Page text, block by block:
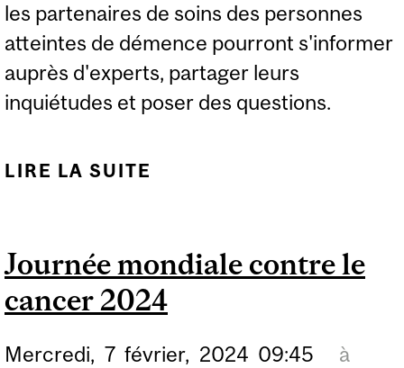
les partenaires de soins des personnes
atteintes de démence pourront s'informer
auprès d'experts, partager leurs
inquiétudes et poser des questions.
LIRE LA SUITE
Journée mondiale contre le
cancer 2024
Mercredi, 7 février, 2024 09:45
à